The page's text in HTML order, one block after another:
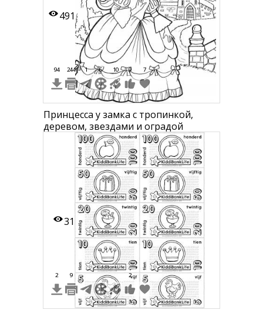
491
94 244 1 6 10 9 7
Принцесса у замка с тропинкой,
деревом, звездами и оградой
31
2 9 2